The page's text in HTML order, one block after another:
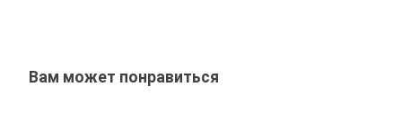
Вам может понравиться